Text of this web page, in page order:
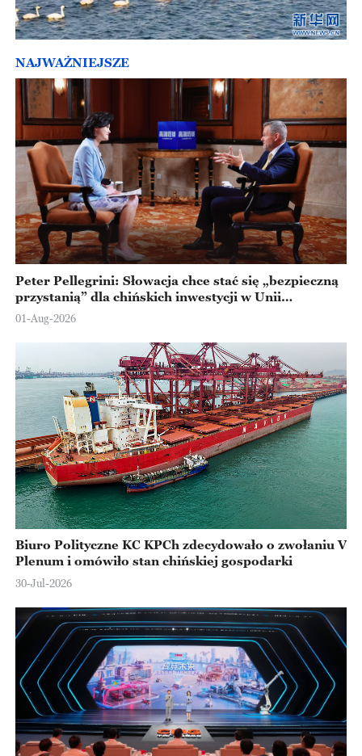
NAJWAŻNIEJSZE
Peter Pellegrini: Słowacja chce stać się „bezpieczną
przystanią” dla chińskich inwestycji w Unii
Europejskiej
01-Aug-2026
Biuro Polityczne KC KPCh zdecydowało o zwołaniu V
Plenum i omówiło stan chińskiej gospodarki
30-Jul-2026